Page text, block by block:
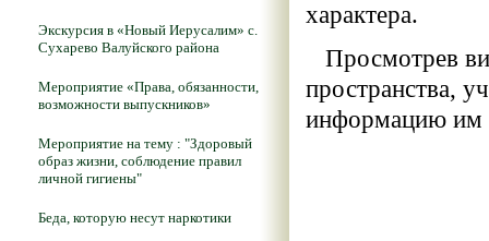
Экскурсия в «Новый Иерусалим» с.
Сухарево Валуйского района
Мероприятие «Права, обязанности,
возможности выпускников»
Мероприятие на тему : "Здоровый
образ жизни, соблюдение правил
личной гигиены"
Беда, которую несут наркотики
характера.
Просмотрев
пространства,
информацию им